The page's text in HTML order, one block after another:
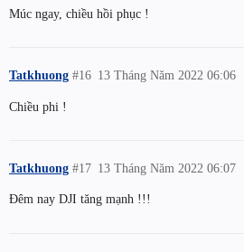
Múc ngay, chiều hồi phục !
Tatkhuong 13 Tháng Năm 2022 06:06
#16
Chiều phi !
Tatkhuong 13 Tháng Năm 2022 06:07
#17
Đêm nay DJI tăng mạnh !!!